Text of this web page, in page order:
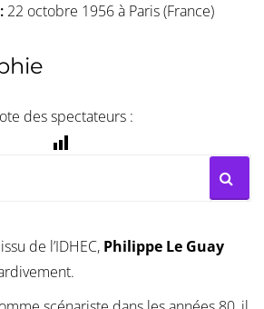
22 octobre 1956 à Paris (France)
des spectateurs :
de l’IDHEC, Philippe Le Guay